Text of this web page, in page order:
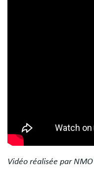
Vidéo réalisée par NMO